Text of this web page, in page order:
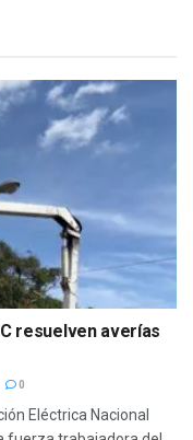
resuelven averías
0
Eléctrica Nacional